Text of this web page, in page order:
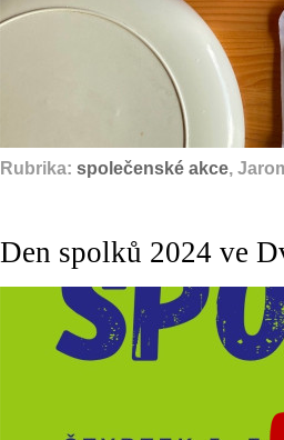
Rubrika: společenské akce,
Den spolků 2024 ve